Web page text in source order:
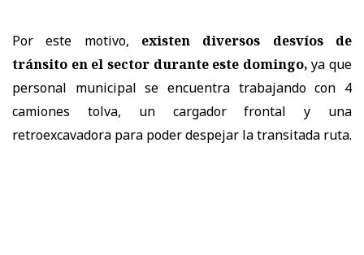
Por este motivo, existen diversos desvíos de
tránsito en el sector durante este domingo, ya que
personal municipal se encuentra trabajando con 4
camiones tolva, un cargador frontal y una
retroexcavadora para poder despejar la transitada ruta.